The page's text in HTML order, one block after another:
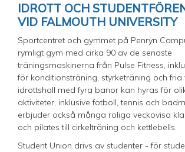
IDROTT OCH
VID FALMOUTH UNIVERSITY
Sportcentret och gymmet på Penryn
rymligt gym med cirka 90 av de senaste
träningsmaskinerna från Pulse Fitness,
för konditionsträning, styrketräning och fria
idrottshall med fyra banor kan hyras för
aktiviteter, inklusive fotboll, tennis och
erbjuder också många roliga veckovisa
och pilates till cirkelträning och kettlebells.
Student Union drivs av studenter - för